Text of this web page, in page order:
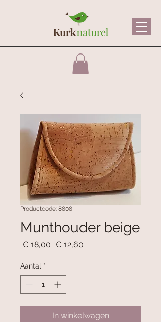
Productcode: 8808
Munthouder beige
€ 18,00 Normale
€ 12,60
Aantal *
In winkelwagen